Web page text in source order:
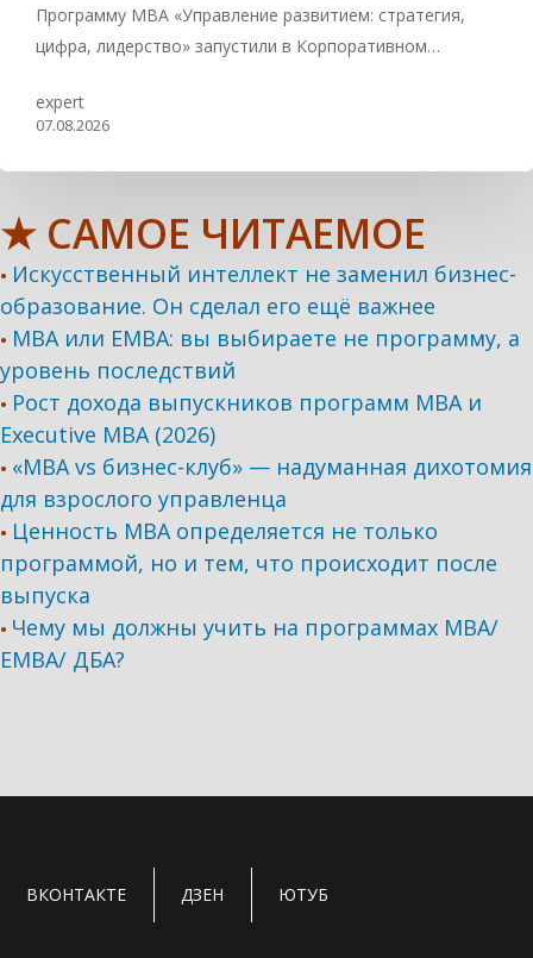
Программу MBA «Управление развитием: стратегия,
цифра, лидерство» запустили в Корпоративном…
expert
07.08.2026
★ САМОЕ ЧИТАЕМОЕ
• Искусственный интеллект не заменил бизнес-
образование. Он сделал его ещё важнее
• MBA или EMBA: вы выбираете не программу, а
уровень последствий
• Рост дохода выпускников программ МВА и
Executive MBA (2026)
• «MBA vs бизнес-клуб» — надуманная дихотомия
для взрослого управленца
• Ценность MBA определяется не только
программой, но и тем, что происходит после
выпуска
• Чему мы должны учить на программах МВА/
ЕМВА/ ДБА?
ВКОНТАКТЕ ДЗЕН ЮТУБ